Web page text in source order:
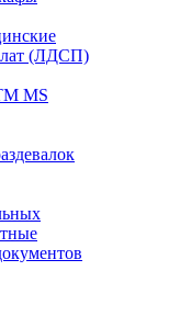
(ЛДСП)
MS